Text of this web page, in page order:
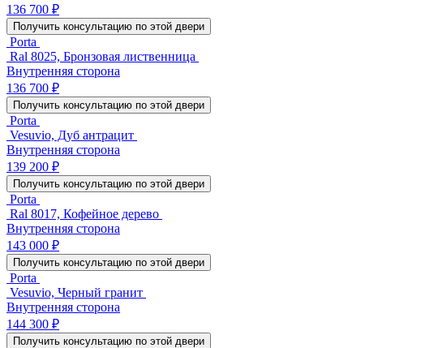
136 700 ₽
Получить консультацию по этой двери
Porta
Ral 8025, Бронзовая лиственница
Внутренняя сторона
136 700 ₽
Получить консультацию по этой двери
Porta
Vesuvio, Дуб антрацит
Внутренняя сторона
139 200 ₽
Получить консультацию по этой двери
Porta
Ral 8017, Кофейное дерево
Внутренняя сторона
143 000 ₽
Получить консультацию по этой двери
Porta
Vesuvio, Черный гранит
Внутренняя сторона
144 300 ₽
Получить консультацию по этой двери